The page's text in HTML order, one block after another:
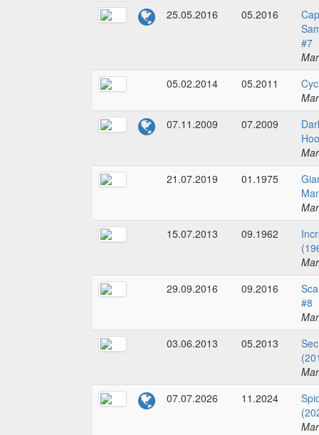
25.05.2016
05.2016
#7
05.02.2014
05.2011
07.11.2009
07.2009
21.07.2019
01.1975
15.07.2013
09.1962
29.09.2016
09.2016
#8
03.06.2013
05.2013
07.07.2026
11.2024